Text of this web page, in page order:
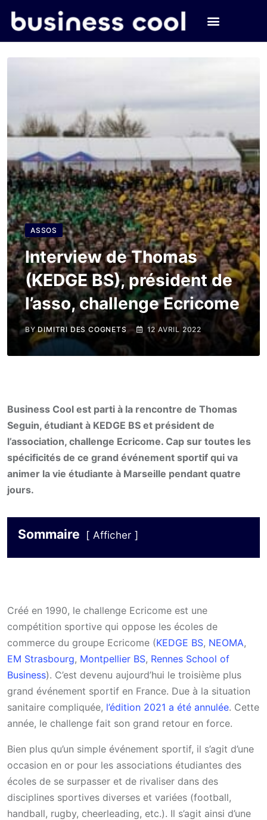
ASSOS
Interview de Thomas
(KEDGE BS), président de
l’asso, challenge Ecricome
BYDIMITRI DES COGNETS 12 AVRIL 2022
Business Cool est parti à la rencontre de Thomas
Seguin, étudiant à KEDGE BS et président de
l’association, challenge Ecricome. Cap sur toutes les
spécificités de ce grand événement sportif qui va
animer la vie étudiante à Marseille pendant quatre
jours.
Sommaire Afficher
Créé en 1990, le challenge Ecricome est une
compétition sportive qui oppose les écoles de
commerce du groupe Ecricome (KEDGE BS, NEOMA,
EM Strasbourg, Montpellier BS, Rennes School of
Business). C’est devenu aujourd’hui le troisième plus
grand événement sportif en France. Due à la situation
sanitaire compliquée, l’édition 2021 a été annulée. Cette
année, le challenge fait son grand retour en force.
Bien plus qu’un simple événement sportif, il s’agit d’une
occasion en or pour les associations étudiantes des
écoles de se surpasser et de rivaliser dans des
disciplines sportives diverses et variées (football,
handball, rugby, cheerleading, etc.). Il s’agit ainsi d’une